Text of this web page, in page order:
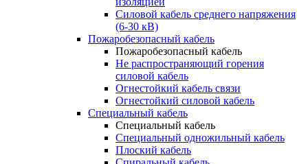
Силовой кабель среднего напряжения
(6-30 кВ)
Пожаробезопасный кабель
Пожаробезопасный кабель
Не распространяющий горения
силовой кабель
Огнестойкий кабель связи
Огнестойкий силовой кабель
Специальный кабель
Специальный кабель
Специальный одножильный кабель
Плоский кабель